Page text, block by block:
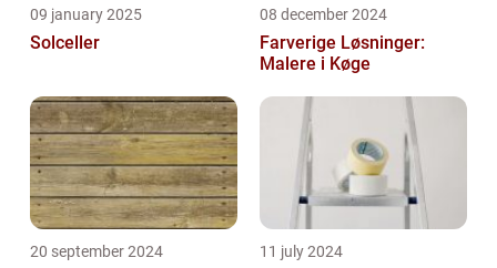
09 january 2025
Solceller
08 december 2024
Farverige Løsninger:
Malere i Køge
20 september 2024 11 july 2024